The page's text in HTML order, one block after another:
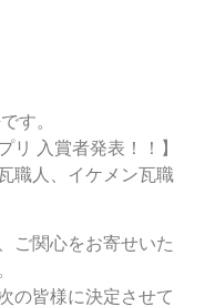
す。
リ 入賞者発表！！】
職人、イケメン瓦職
ご関心をお寄せいた
の皆様に決定させて